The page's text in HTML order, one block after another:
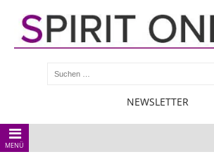
NEWSLETTER
MENÜ